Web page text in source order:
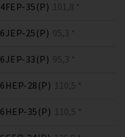
4FEP-35(P) 101,8 *
6JEP-25(P) 95,3 *
6JEP-33(P) 95,3 *
6HEP-28(P) 110,5 *
6HEP-35(P) 110,5 *